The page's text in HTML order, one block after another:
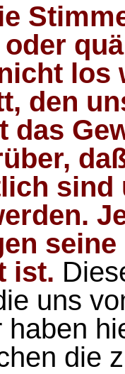
los
den
das
sind
ist.
uns
haben
die